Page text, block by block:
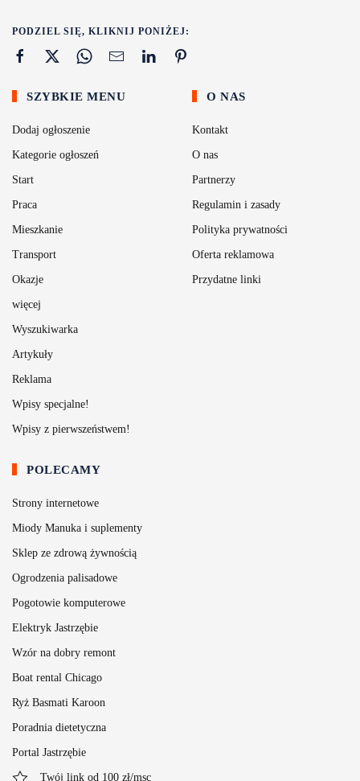
PODZIEL SIĘ, KLIKNIJ PONIŻEJ:
SZYBKIE MENU
Dodaj ogłoszenie
Kategorie ogłoszeń
Start
Praca
Mieszkanie
Transport
Okazje
więcej
Wyszukiwarka
Artykuły
Reklama
Wpisy specjalne!
Wpisy z pierwszeństwem!
O NAS
Kontakt
O nas
Partnerzy
Regulamin i zasady
Polityka prywatności
Oferta reklamowa
Przydatne linki
POLECAMY
Strony internetowe
Miody Manuka i suplementy
Sklep ze zdrową żywnością
Ogrodzenia palisadowe
Pogotowie komputerowe
Elektryk Jastrzębie
Wzór na dobry remont
Boat rental Chicago
Ryż Basmati Karoon
Poradnia dietetyczna
Portal Jastrzębie
Twój link od 100 zł/msc